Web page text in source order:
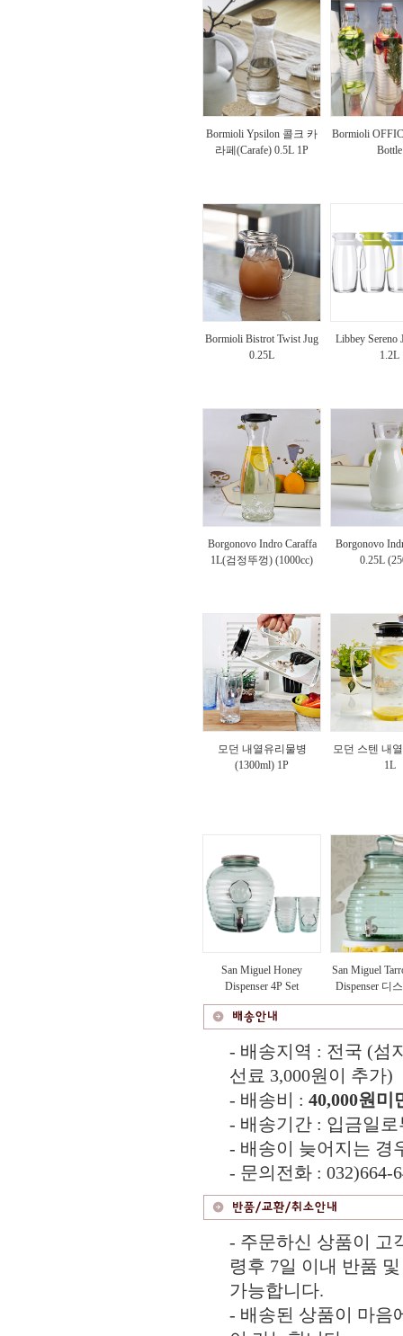
Bormioli Ypsilon 콜크 카
라페(Carafe) 0.5L 1P
Bormioli
Bottle
Bormioli Bistrot Twist Jug
0.25L
Libbey Sereno
1.2L
Borgonovo Indro Caraffa
1L(검정뚜껑) (1000cc)
Borgonovo
0.25L
모던 내열유리물병
(1300ml) 1P
모던 스텐 내
1L
San Miguel Honey
Dispenser 4P Set
San Miguel
Dispenser 디
- 배송지역 : 전국 (섬
선료 3,000원이 추가)
- 배송비 : 40,000원미
- 배송기간 : 입금일
- 배송이 늦어지는 경
- 문의전화 : 032)664-
- 주문하신 상품이 고
령후 7일 이내 반품
가능합니다.
- 배송된 상품이 마음